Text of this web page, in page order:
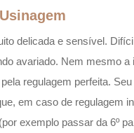
ou “non-turn washer”
usinar uma peça
solução comercial no